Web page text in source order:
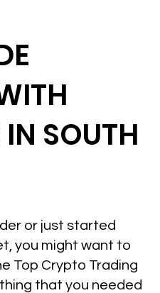
SOUTH
or just started
you might want to
Top Crypto Trading
that you needed